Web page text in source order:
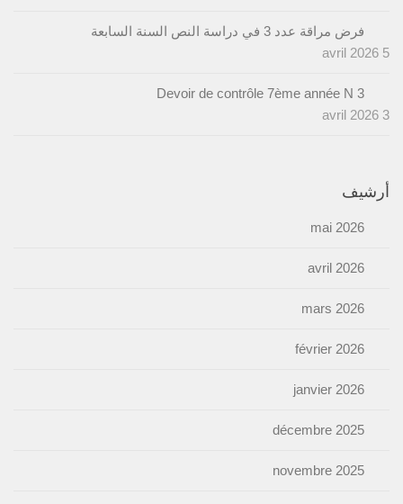
فرض مراقة عدد 3 في دراسة النص السنة السابعة
5 avril 2026
Devoir de contrôle 7ème année N 3
3 avril 2026
أرشيف
mai 2026
avril 2026
mars 2026
février 2026
janvier 2026
décembre 2025
novembre 2025